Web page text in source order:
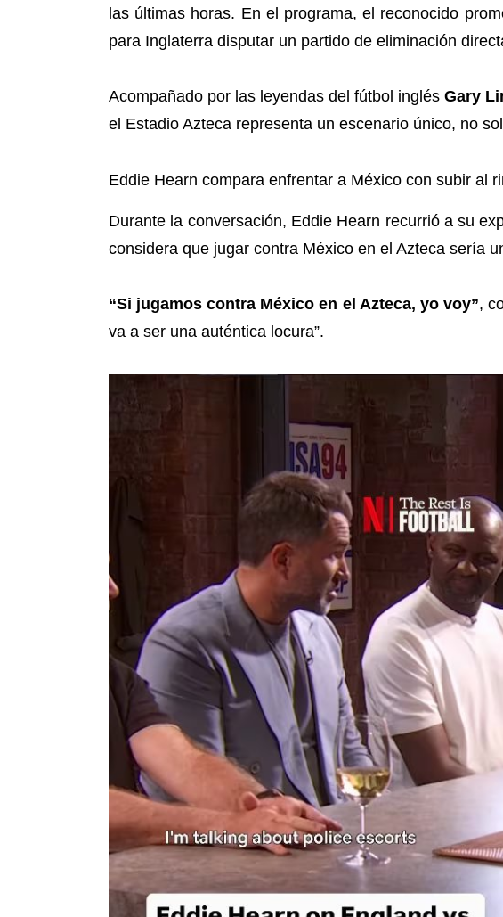
las últimas horas. En el programa, el reconocido
para Inglaterra disputar un partido de eliminación
Acompañado por las leyendas del fútbol inglésGary
el Estadio Azteca representa un escenario único, no
Eddie Hearn compara enfrentar a México con subir al
Durante la conversación, Eddie Hearn recurrió a su
considera que jugar contra México en el Azteca sería
“Si jugamos contra México en el Azteca, yo voy”,
va a ser una auténtica locura”.